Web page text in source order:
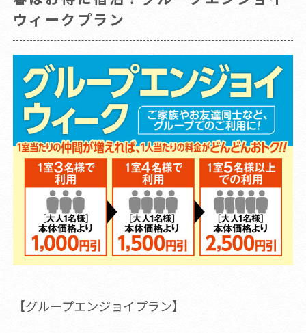
ウィークプラン
【グループエンジョイプラン】